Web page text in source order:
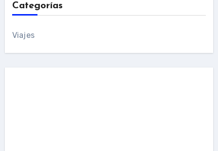
Categorías
Viajes